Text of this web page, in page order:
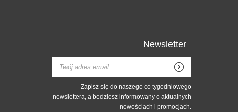
Newsletter
Zapisz się do naszego co tygodniowego
newslettera, a bedziesz informowany o aktualnych
nowościach i promocjach.